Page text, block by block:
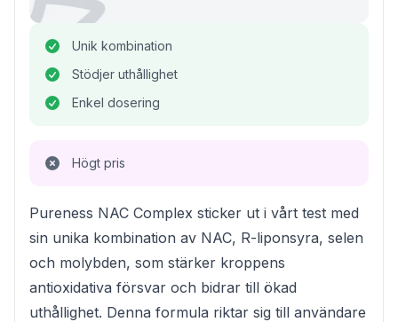
Unik kombination
Stödjer uthållighet
Enkel dosering
Högt pris
Pureness NAC Complex sticker ut i vårt test med
sin unika kombination av NAC, R-liponsyra, selen
och molybden, som stärker kroppens
antioxidativa försvar och bidrar till ökad
uthållighet. Denna formula riktar sig till användare